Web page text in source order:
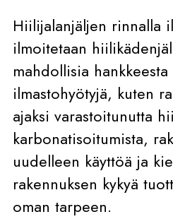
Hiilijalanjäljen rinnalla
ilmoitetaan
mahdollisia
ilmastohyötyjä, kuten
ajaksi varastoitunutta
karbonatisoitumista,
uudelleen käyttöä ja
rakennuksen kykyä
oman tarpeen.